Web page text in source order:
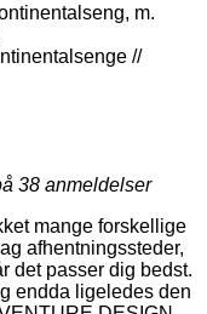
m.
//
38 anmeldelser
mange forskellige
afhentningssteder,
det passer dig bedst.
endda ligeledes den